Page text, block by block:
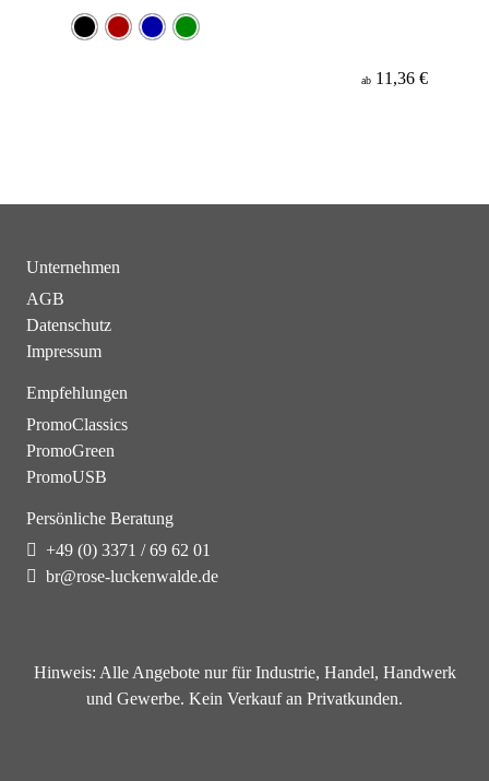
ab 11,36 €
Unternehmen
AGB
Datenschutz
Impressum
Empfehlungen
PromoClassics
PromoGreen
PromoUSB
Persönliche Beratung
+49 (0) 3371 / 69 62 01
br@rose-luckenwalde.de
Hinweis: Alle Angebote nur für Industrie, Handel, Handwerk
und Gewerbe. Kein Verkauf an Privatkunden.